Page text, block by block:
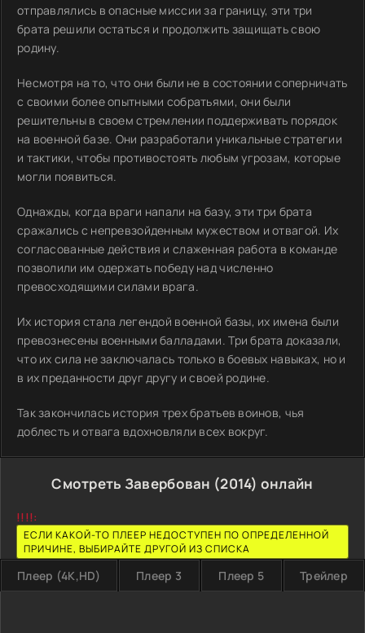
отправлялись в опасные миссии за границу, эти три
брата решили остаться и продолжить защищать свою
родину.
Несмотря на то, что они были не в состоянии соперничать
с своими более опытными собратьями, они были
решительны в своем стремлении поддерживать порядок
на военной базе. Они разработали уникальные стратегии
и тактики, чтобы противостоять любым угрозам, которые
могли появиться.
Однажды, когда враги напали на базу, эти три брата
сражались с непревзойденным мужеством и отвагой. Их
согласованные действия и слаженная работа в команде
позволили им одержать победу над численно
превосходящими силами врага.
Их история стала легендой военной базы, их имена были
превознесены военными балладами. Три брата доказали,
что их сила не заключалась только в боевых навыках, но и
в их преданности друг другу и своей родине.
Так закончилась история трех братьев воинов, чья
доблесть и отвага вдохновляли всех вокруг.
Смотреть Завербован (2014) онлайн
!!!!:
ЕСЛИ КАКОЙ-ТО ПЛЕЕР НЕДОСТУПЕН ПО ОПРЕДЕЛЕННОЙ
ПРИЧИНЕ, ВЫБИРАЙТЕ ДРУГОЙ ИЗ СПИСКА
Плеер (4K,HD) Плеер 3 Плеер 5 Трейлер